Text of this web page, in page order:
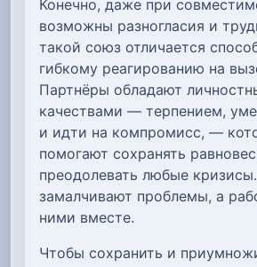
Конечно, даже при
возможны разногласия и
такой союз отличается
гибкому реагированию на
Партнёры обладают
качествами — терпением,
и идти на компромисс, —
помогают сохранять
преодолевать любые
замалчивают проблемы, а
ними вместе.
Чтобы сохранить и